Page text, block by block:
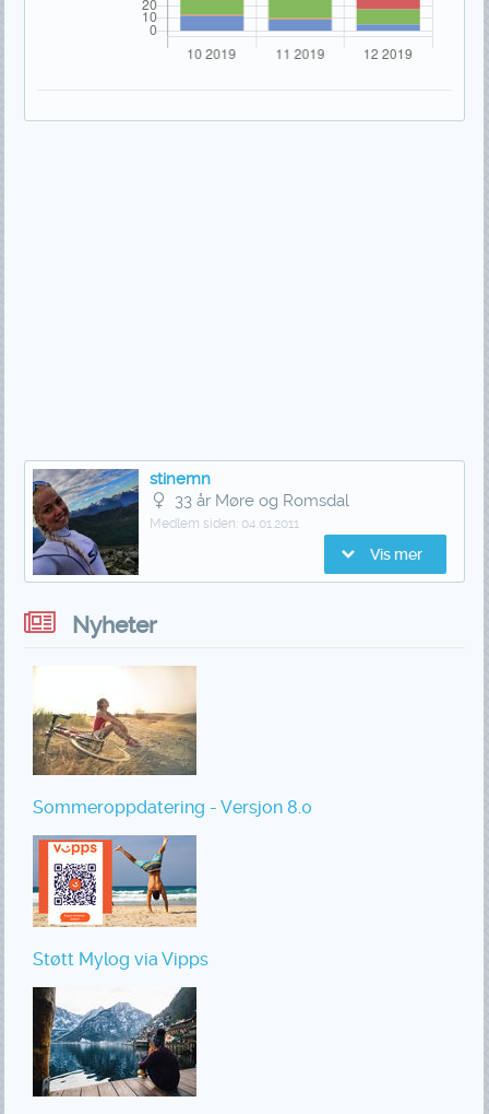
stinemn
33 år Møre og Romsdal
Medlem siden: 04.01.2011
Vis mer
Nyheter
Sommeroppdatering - Versjon 8.0
Støtt Mylog via Vipps